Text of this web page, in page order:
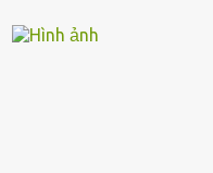
khuyên nhủ con thật cẩn